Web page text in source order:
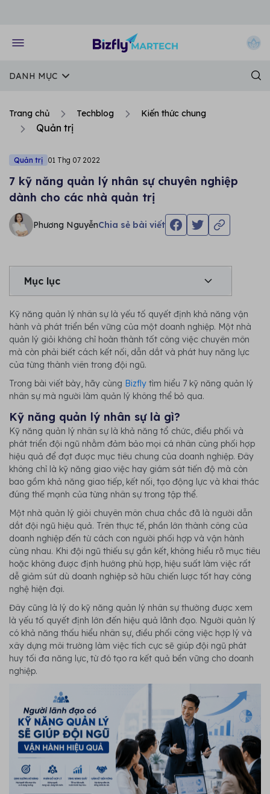
DANH MỤC
Trang chủ Techblog Kiến thức chung
Quản trị
Quản trị 01 Thg 07 2022
7 kỹ năng quản lý nhân sự chuyên nghiệp
dành cho các nhà quản trị
Phương NguyễnChia sẻ bài viết
Mục lục
Kỹ năng quản lý nhân sự là yếu tố quyết định khả năng vận
hành và phát triển bền vững của một doanh nghiệp. Một nhà
quản lý giỏi không chỉ hoàn thành tốt công việc chuyên môn
mà còn phải biết cách kết nối, dẫn dắt và phát huy năng lực
của từng thành viên trong đội ngũ.
Trong bài viết bày, hãy cùng Bizfly tìm hiểu 7 kỹ năng quản lý
nhân sự mà người làm quản lý không thể bỏ qua.
Kỹ năng quản lý nhân sự là gì?
Kỹ năng quản lý nhân sự là khả năng tổ chức, điều phối và
phát triển đội ngũ nhằm đảm bảo mọi cá nhân cùng phối hợp
hiệu quả để đạt được mục tiêu chung của doanh nghiệp. Đây
không chỉ là kỹ năng giao việc hay giám sát tiến độ mà còn
bao gồm khả năng giao tiếp, kết nối, tạo động lực và khai thác
đúng thế mạnh của từng nhân sự trong tập thể.
Một nhà quản lý giỏi chuyên môn chưa chắc đã là người dẫn
dắt đội ngũ hiệu quả. Trên thực tế, phần lớn thành công của
doanh nghiệp đến từ cách con người phối hợp và vận hành
cùng nhau. Khi đội ngũ thiếu sự gắn kết, không hiểu rõ mục tiêu
hoặc không được định hướng phù hợp, hiệu suất làm việc rất
dễ giảm sút dù doanh nghiệp sở hữu chiến lược tốt hay công
nghệ hiện đại.
Đây cũng là lý do kỹ năng quản lý nhân sự thường được xem
là yếu tố quyết định lớn đến hiệu quả lãnh đạo. Người quản lý
có khả năng thấu hiểu nhân sự, điều phối công việc hợp lý và
xây dựng môi trường làm việc tích cực sẽ giúp đội ngũ phát
huy tối đa năng lực, từ đó tạo ra kết quả bền vững cho doanh
nghiệp.